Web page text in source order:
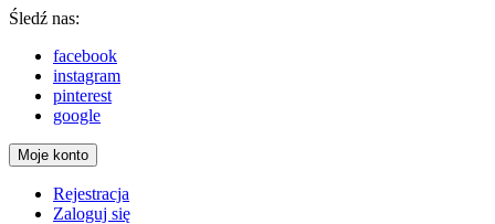
Śledź nas:
facebook
instagram
pinterest
google
Moje konto
Rejestracja
Zaloguj się